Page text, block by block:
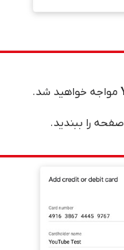
مواجه خواهید شد.
را ببندید.